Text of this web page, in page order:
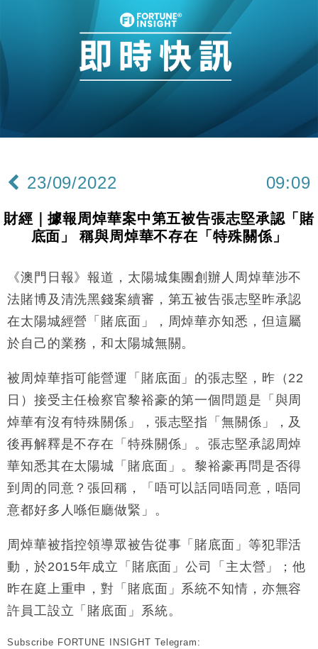
23/09/2022 09:09
財經｜據報周焯華案中第五被告張志堅承認「賭
底面」 稱與周焯華不存在「特殊關係」
《澳門日報》報道，太陽城集團創辦人周焯華涉不
法賭博及清洗黑錢案續審，第五被告張志堅昨承認
在太陽城經營「賭底面」，周焯華亦知悉，但這屬
於自己的業務，和太陽城無關。
被周焯華指可能營運「賭底面」的張志堅，昨（22
日）接受主任檢察官黎裕豪的第一個問題是「與周
焯華有沒有特殊關係」，張志堅指「無關係」，及
後再解釋是不存在「特殊關係」。張志堅承認周焯
華知悉其在太陽城「賭底面」。黎裕豪再問是否得
到周的同意？張回稱，「唔可以話同唔同意，唔同
意都好多人喺佢廳做緊」。
周焯華被指控領導眾被告從事「賭底面」等犯罪活
動，於2015年成立「賭底面」公司「主太營」；他
昨在庭上重申，對「賭底面」系統不知情，亦無容
許員工設立「賭底面」系統。
Subscribe FORTUNE INSIGHT Telegram: